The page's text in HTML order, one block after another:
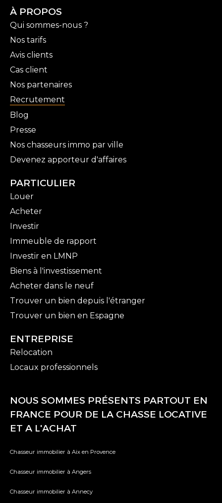
À PROPOS
Qui sommes-nous ?
Nos tarifs
Avis clients
Cas client
Nos partenaires
Recrutement
Blog
Presse
Nos chasseurs immo par ville
Devenez apporteur d'affaires
PARTICULIER
Louer
Acheter
Investir
Immeuble de rapport
Investir en LMNP
Biens à l'investissement
Acheter dans le neuf
Trouver un bien depuis l'étranger
Trouver un bien en Espagne
ENTREPRISE
Relocation
Locaux professionnels
NOUS SOMMES PRÉSENTS PARTOUT EN
FRANCE POUR DE LA CHASSE LOCATIVE
ET A L'ACHAT
Chasseur immobilier à Aix en Provence
Chasseur immobilier à Angers
Chasseur immobilier à Annecy